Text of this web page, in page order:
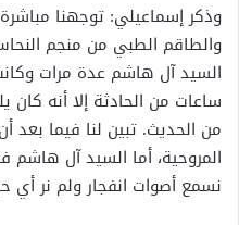
وذكر إسماعيلي: توجهنا
والطاقم الطبي من منجم
السيد آل هاشم عدة مرات
ساعات من الحادثة إلا أنه كان
من الحديث. تبين لنا فيما بعد
المروحية، أما السيد آل
نسمع أصوات انفجار ولم نر أي